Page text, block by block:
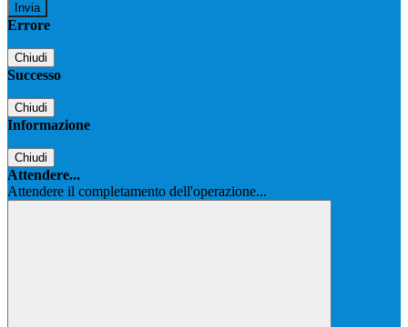
Errore
Chiudi
Successo
Chiudi
Informazione
Chiudi
Attendere...
Attendere il completamento dell'operazione...